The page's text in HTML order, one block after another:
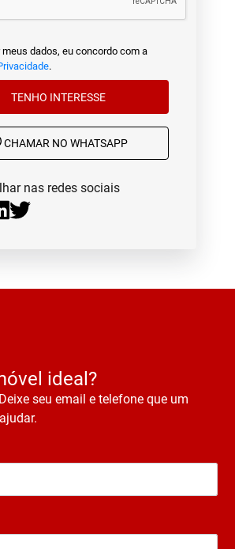
dados, eu concordo com a
.
TENHO INTERESSE
CHAMAR NO WHATSAPP
nas redes sociais
ideal?
seu email e telefone que um